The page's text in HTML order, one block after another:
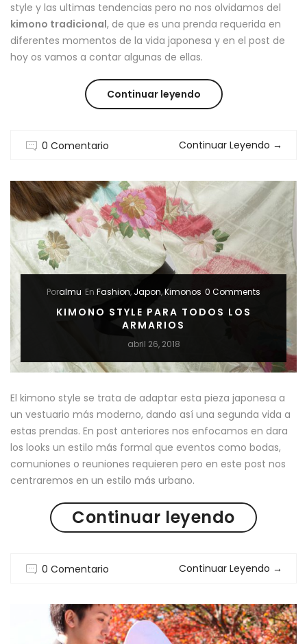
style y las ultimas tendencias pero no nos olvidamos del
kimono tradicional, de que es una prenda requerida en
diferentes momentos de la vida japonesa y en el post de
hoy os vamos a contar algunas de ellas.
Continuar leyendo“KIMONO
CUANDO
COMO
VESTIR
KIMONO
EN
JAPON”
0 Comentario Continuar Leyendo →
Poralmu En Fashion, Japon,Kimonos 0 Comments
KIMONO STYLE PARA TODOS LOS
ARMARIOS
abril 26, 2018
El kimono style se trata de adaptar esta pieza japonesa a
un vestuario más moderno, dando así una segunda vida a
estas prendas. En post anteriores nos enfocamos en dara
los looks un estilo más formal que eventos como bodas,
comuniones o reuniones requieren pero en este post nos
centraremos en un estilo más urbano.
Continuar leyendo“KIMONO
PARA
LOS
0 Comentario Continuar Leyendo →